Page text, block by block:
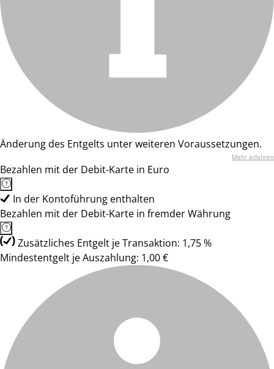
Änderung des Entgelts unter weiteren Voraussetzungen.
Mehr erfahren
Bezahlen mit der Debit-Karte in Euro
In der Kontoführung enthalten
Bezahlen mit der Debit-Karte in fremder Währung
Zusätzliches Entgelt je Transaktion: 1,75 %
Mindestentgelt je Auszahlung: 1,00 €